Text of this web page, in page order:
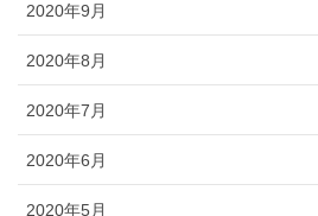
2020年9月
2020年8月
2020年7月
2020年6月
2020年5月